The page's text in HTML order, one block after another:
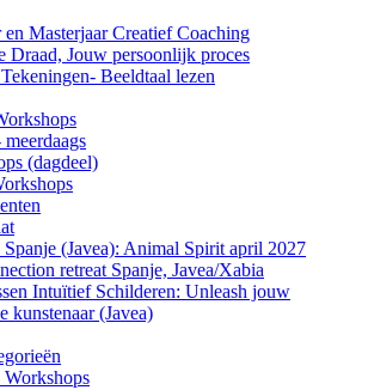
en Masterjaar Creatief Coaching
Draad, Jouw persoonlijk proces
Beeldtaal lezen
(dagdeel)
Spanje (Javea): Animal Spirit april 2027
retreat Spanje, Javea/Xabia
Intuïtief Schilderen: Unleash jouw
kunstenaar (Javea)